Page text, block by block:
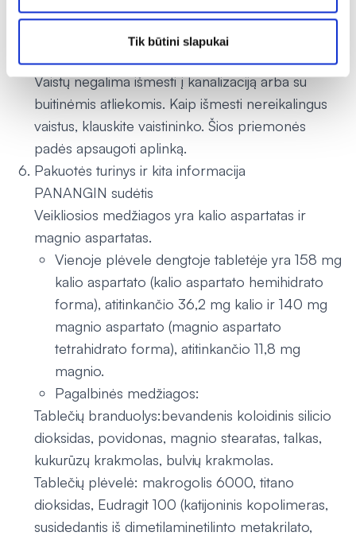
Tik būtini slapukai
„Tinka iki“ nurodytam tinkamumo laikui pasibaigus,
šio vaisto vartoti negalima. Vaistas tinkamas
vartoti iki paskutinės nurodyto mėnesio dienos.
Vaistų negalima išmesti į kanalizaciją arba su
buitinėmis atliekomis. Kaip išmesti nereikalingus
vaistus, klauskite vaistininko. Šios priemonės
padės apsaugoti aplinką.
Pakuotės turinys ir kita informacija
PANANGIN sudėtis
Veikliosios medžiagos yra kalio aspartatas ir
magnio aspartatas.
Vienoje plėvele dengtoje tabletėje yra 158 mg
kalio aspartato (kalio aspartato hemihidrato
forma), atitinkančio 36,2 mg kalio ir 140 mg
magnio aspartato (magnio aspartato
tetrahidrato forma), atitinkančio 11,8 mg
magnio.
Pagalbinės medžiagos:
Tablečių branduolys:bevandenis koloidinis silicio
dioksidas, povidonas, magnio stearatas, talkas,
kukurūzų krakmolas, bulvių krakmolas.
Tablečių plėvelė: makrogolis 6000, titano
dioksidas, Eudragit 100 (katijoninis kopolimeras,
susidedantis iš dimetilaminetilinto metakrilato,